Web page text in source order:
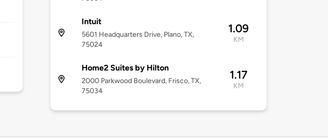
Intuit
5601 Headquarters Drive, Plano, TX,
75024
1.09
KM
Home2 Suites by Hilton
2000 Parkwood Boulevard, Frisco, TX,
75034
1.17
KM